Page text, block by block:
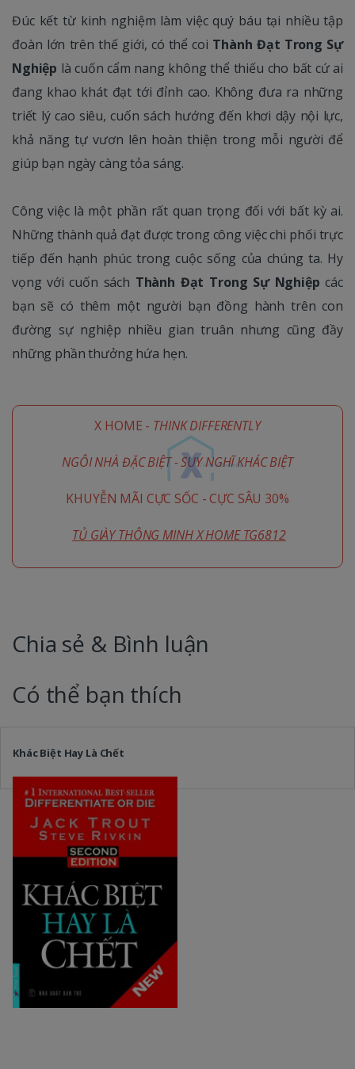
Đúc kết từ kinh nghiệm làm việc quý báu tại nhiều tập
đoàn lớn trên thế giới, có thể coi Thành Đạt Trong Sự
Nghiệp là cuốn cẩm nang không thể thiếu cho bất cứ ai
đang khao khát đạt tới đỉnh cao. Không đưa ra những
triết lý cao siêu, cuốn sách hướng đến khơi dậy nội lực,
khả năng tự vươn lên hoàn thiện trong mỗi người để
giúp bạn ngày càng tỏa sáng.
Công việc là một phần rất quan trọng đối với bất kỳ ai.
Những thành quả đạt được trong công việc chi phối trực
tiếp đến hạnh phúc trong cuộc sống của chúng ta. Hy
vọng với cuốn sách Thành Đạt Trong Sự Nghiệpcác
bạn sẽ có thêm một người bạn đồng hành trên con
đường sự nghiệp nhiều gian truân nhưng cũng đầy
những phần thưởng hứa hẹn.
X HOME - THINK DIFFERENTLY
NGÔI NHÀ ĐẶC BIỆT - SUY NGHĨ KHÁC BIỆT
KHUYỄN MÃI CỰC SỐC - CỰC SÂU 30%
TỦ GIÀY THÔNG MINH X HOME TG6812
Chia sẻ & Bình luận
Có thể bạn thích
Khác Biệt Hay Là Chết